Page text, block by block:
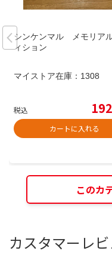
シンケンマル メモリア
ィション
マイストア在庫： 1308
税込
カートに入れる
このカ
カスタマーレ